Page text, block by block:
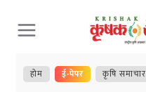
Skip
to
content
होम ई-पेपर कृषि समाचार